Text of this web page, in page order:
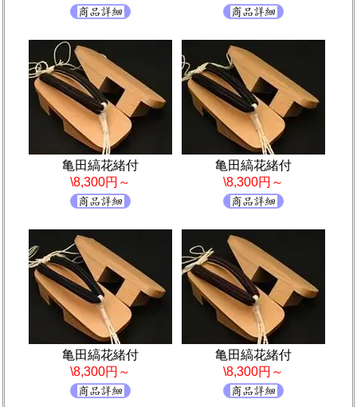
亀田縞花緒付
\8,300円～
亀田縞花緒付
\8,300円～
亀田縞花緒付
\8,300円～
亀田縞花緒付
\8,300円～